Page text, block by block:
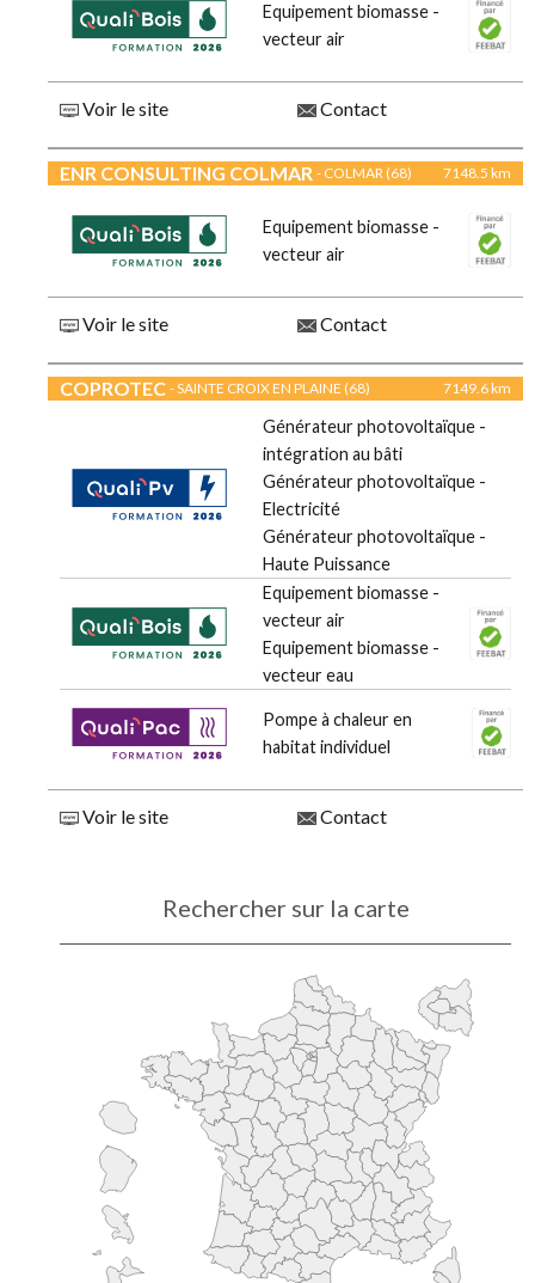
Equipement biomasse -
vecteur air
Voir le site Contact
ENR CONSULTING COLMAR - COLMAR (68) 7148.5 km
Equipement biomasse -
vecteur air
Voir le site Contact
COPROTEC - SAINTE CROIX EN PLAINE (68) 7149.6 km
Générateur photovoltaïque -
intégration au bâti
Générateur photovoltaïque -
Electricité
Générateur photovoltaïque -
Haute Puissance
Equipement biomasse -
vecteur air
Equipement biomasse -
vecteur eau
Pompe à chaleur en
habitat individuel
Voir le site Contact
Rechercher sur la carte